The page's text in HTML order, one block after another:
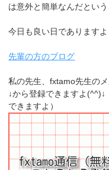
は意外と簡単なんだとい
今日も良い日であります
先輩の方のブログ
私の先生、fxtamo先生の
↓から登録できますよ
できますよ）